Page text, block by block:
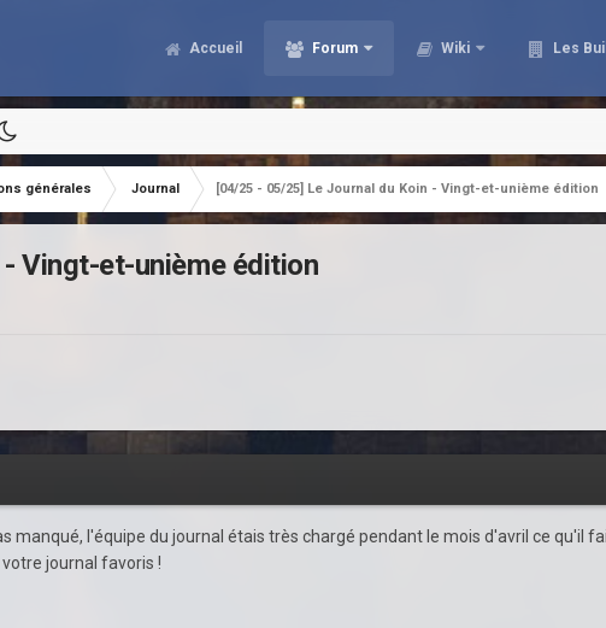
Accueil Forum Wiki Les
générales Journal
[04/25 - 05/25] Le Journal du Koin - Vingt-et-unième édition
Vingt-et-unième édition
manqué, l'équipe du journal étais très chargé pendant le mois d'avril ce qu'il
journal favoris !